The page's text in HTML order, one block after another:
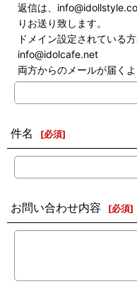
返信は、
りお送り致します。
ドメイン設定されている
info@idolcafe.net
両方からのメールが届く
件名 [必須]
お問い合わせ内容 [必須]